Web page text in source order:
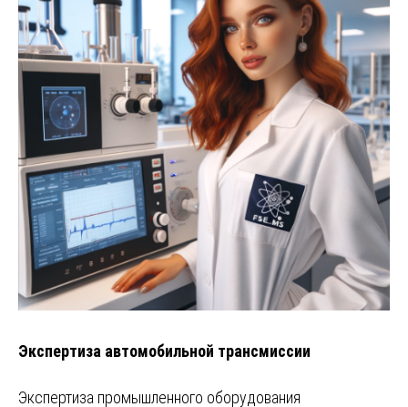
Экспертиза автомобильной трансмиссии
Экспертиза промышленного оборудования